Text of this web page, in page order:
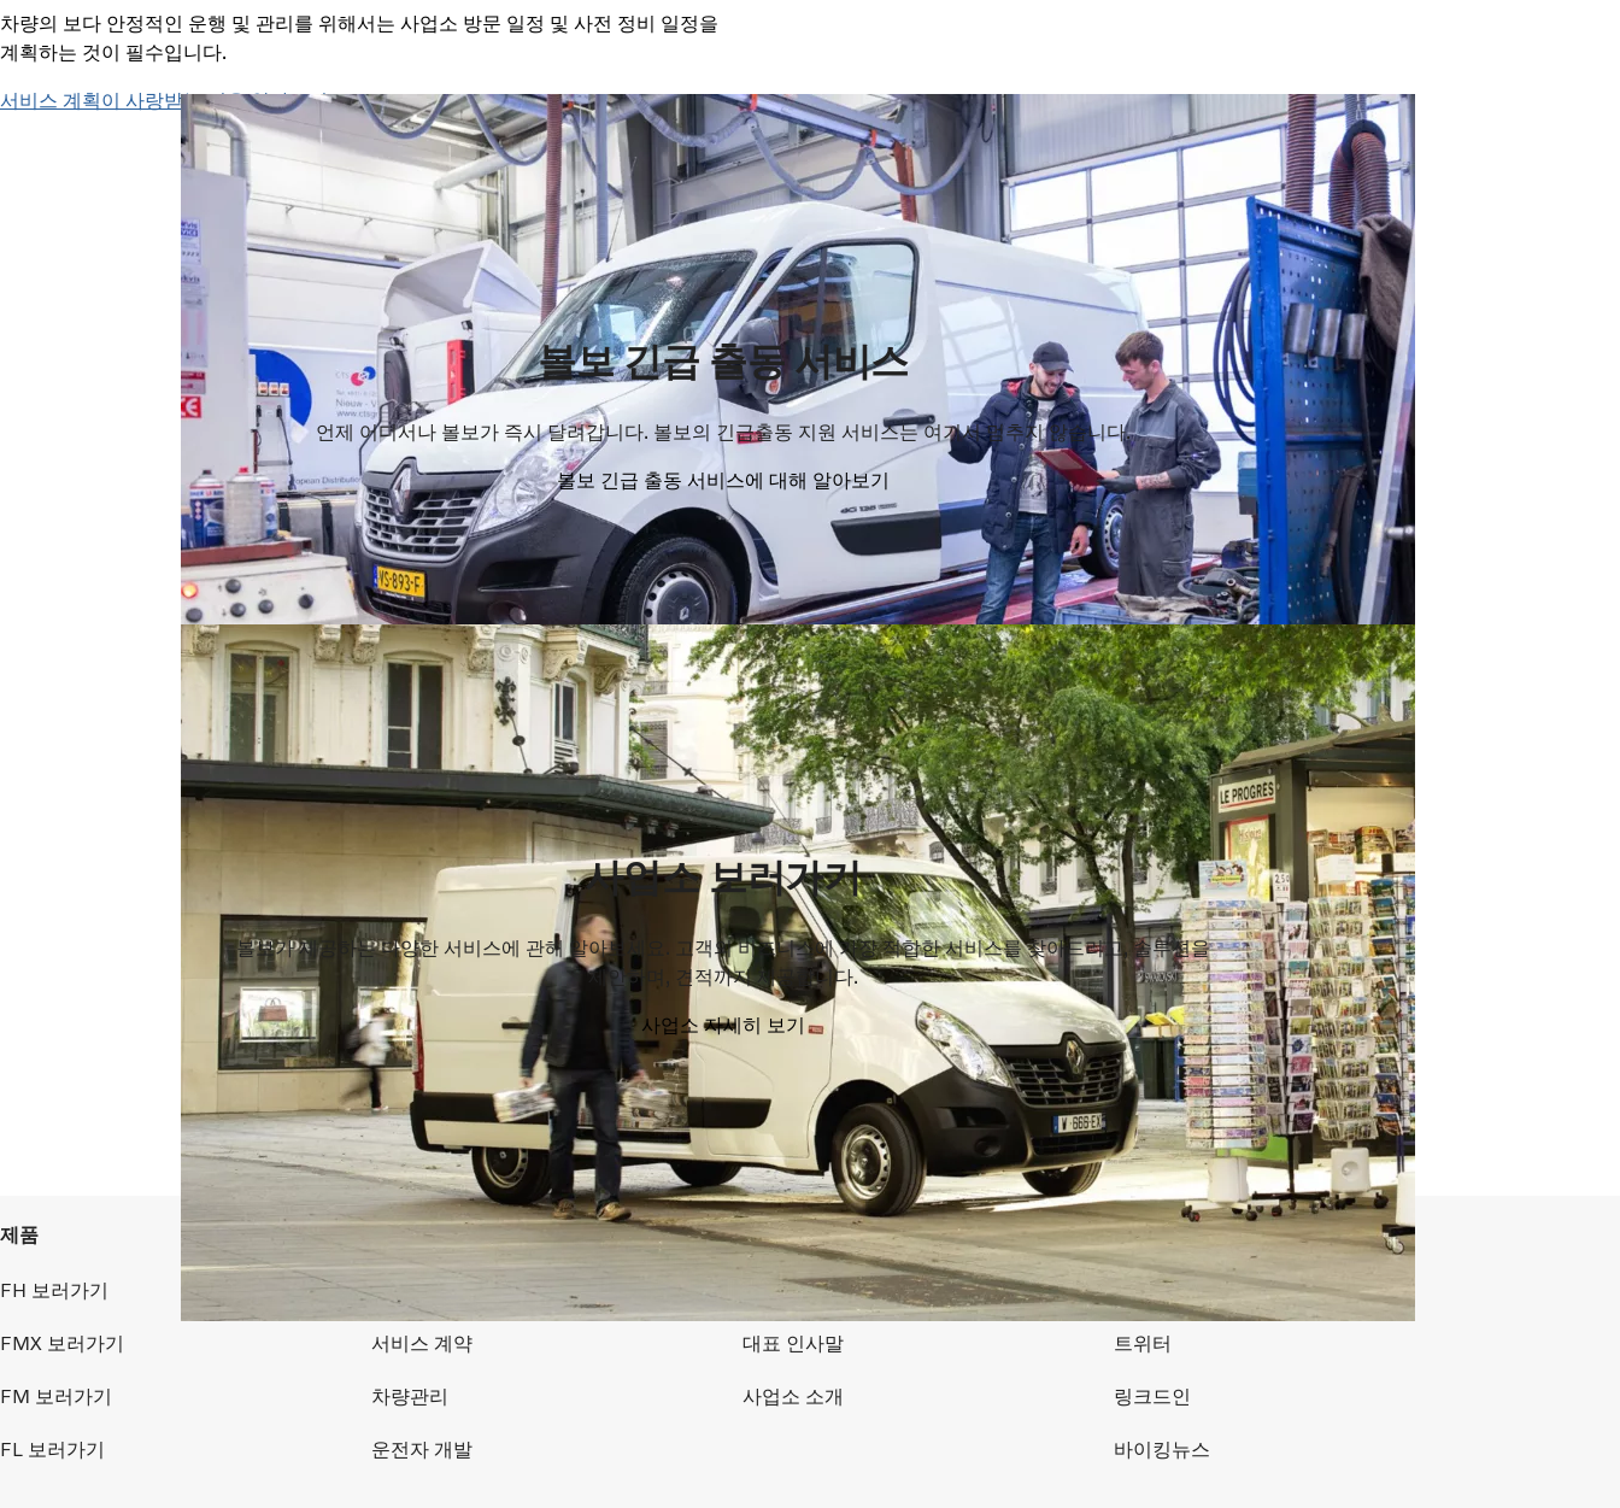
차량의 보다 안정적인 운행 및 관리를 위해서는 사업소 방문 일정 및 사전 정비 일정을
계획하는 것이 필수입니다.
서비스 계획이 사랑받는 이유 알아보기
볼보 긴급 출동 서비스
언제 어디서나 볼보가 즉시 달려갑니다. 볼보의 긴급출동 지원 서비스는 여기서 멈추지 않습니다.
볼보 긴급 출동 서비스에 대해 알아보기
사업소 보러가기
볼보가 제공하는 다양한 서비스에 관해 알아보세요. 고객의 비즈니스에 가장 적합한 서비스를 찾아드리고, 솔루션을
제안하며, 견적까지 제공합니다.
사업소 자세히 보기
제품
FH 보러가기
FMX 보러가기
FM 보러가기
FL 보러가기
서비스
사업소 서비스
서비스 계약
차량관리
운전자 개발
회사 소개
채용정보
대표 인사말
사업소 소개
소셜미디어
페이스북
트위터
링크드인
바이킹뉴스